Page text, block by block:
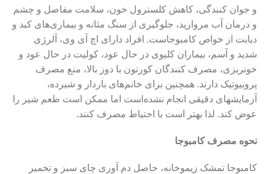
و جوان کنندگی، کاهش کلسترول خون، سلامت مفاصل و چشم
و درمان آب مروارید، جلوگیری از سنگ مثانه و بیماری‌های کبد و
دیابت از خواص کامبوجاست. افراد دارای اچ آی وی، آلرژی
شدید و آسم، بیماران کلیوی در حال عود، کولیت در حال عود و
خونریزی، مصرف کنندگان کورتون با دوز بالا، منع مصرف
پروبیوتیک دارند. همچنین برای خانم‌های باردار و شیرده،
آزمایشهای دقیقی انجام نشده‌است اما ممکن است طعم شیر را
عوض کند. لذا بهتر است با احتیاط مصرف کنند.
نحوه مصرف کامبوجا
کامبوجا تمشک زیموخانه، حاصل دم آوری چای سبز و تخمیر